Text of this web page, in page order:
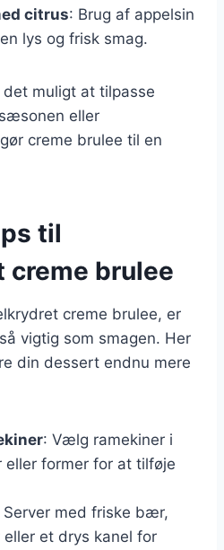
citrus: Brug af appelsin
lys og frisk smag.
muligt at tilpasse
eller
creme brulee til en
til
creme brulee
creme brulee, er
vigtig som smagen. Her
din dessert endnu mere
: Vælg ramekiner i
eller former for at tilføje
Server med friske bær,
et drys kanel for